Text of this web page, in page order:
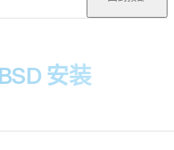
安装